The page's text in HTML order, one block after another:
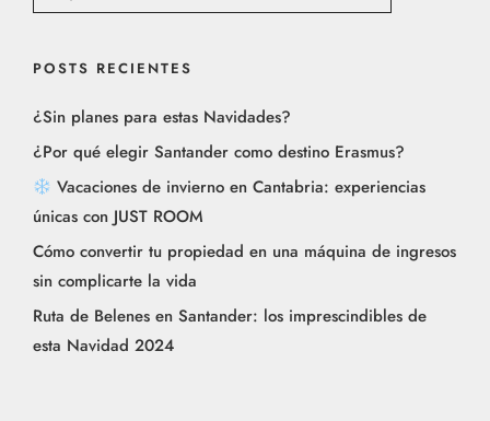
POSTS RECIENTES
¿Sin planes para estas Navidades?
¿Por qué elegir Santander como destino Erasmus?
Vacaciones de invierno en Cantabria: experiencias
únicas con JUST ROOM
Cómo convertir tu propiedad en una máquina de ingresos
sin complicarte la vida​
Ruta de Belenes en Santander: los imprescindibles de
esta Navidad 2024​